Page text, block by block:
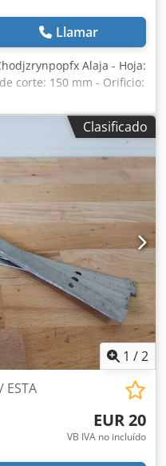
Llamar
Alaja - Hoja:
corte: 150 mm - Orificio:
51 mm - Material:
Clasificado
1 /2
ESTA
EUR 20
VB IVA no incluído